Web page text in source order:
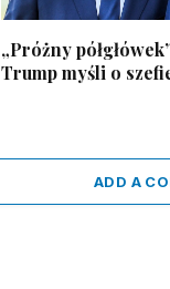
„Próżny
Trump myśli o
ADD A